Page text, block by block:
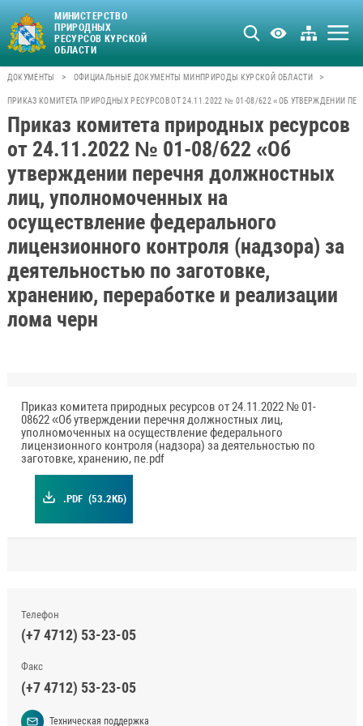
МИНИСТЕРСТВО
ПРИРОДНЫХ
РЕСУРСОВ КУРСКОЙ
ОБЛАСТИ
ДОКУМЕНТЫ > ОФИЦИАЛЬНЫЕ ДОКУМЕНТЫ МИНПРИРОДЫ КУРСКОЙ ОБЛАСТИ >
ПРИКАЗ КОМИТЕТА ПРИРОДНЫХ РЕСУРСОВ ОТ 24.11.2022 № 01-08/622 «ОБ УТВЕРЖДЕНИИ
Приказ комитета природных ресурсов
от 24.11.2022 № 01-08/622 «Об
утверждении перечня должностных
лиц, уполномоченных на
осуществление федерального
лицензионного контроля (надзора) за
деятельностью по заготовке,
хранению, переработке и реализации
лома черн
Приказ комитета природных ресурсов от 24.11.2022 № 01-
08622 «Об утверждении перечня должностных лиц,
уполномоченных на осуществление федерального
лицензионного контроля (надзора) за деятельностью по
заготовке, хранению, пе.pdf
.PDF (53.2КБ)
Телефон
(+7 4712) 53-23-05
Факс
(+7 4712) 53-23-05
Техническая поддержка